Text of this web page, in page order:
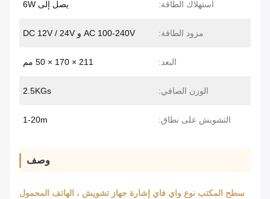
استهلاك الطاقة: يصل إلى 6W
مزود الطاقة: AC 100-240V و DC 12V / 24V
البعد: 211 × 170 × 50 مم
الوزن الصافي: 2.5KGs
التشويش على نطاق: 1-20m
وصف
سطح المكتب نوع واي فاي إشارة جهاز تشويش ، الهاتف المحمول